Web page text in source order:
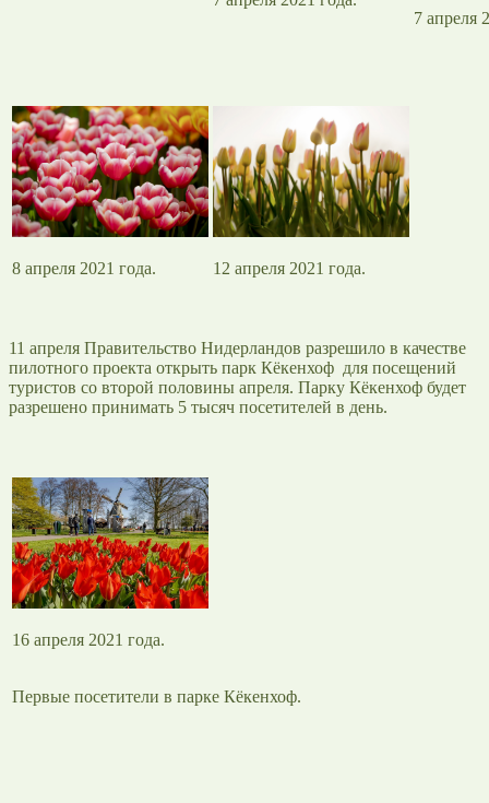
7 апреля
8 апреля 2021 года. 12 апреля 2021 года.
11 апреля Правительство Нидерландов разрешило в качестве
пилотного проекта открыть парк Кёкенхоф для посещений
туристов со второй половины апреля. Парку Кёкенхоф будет
разрешено принимать 5 тысяч посетителей в день.
16 апреля 2021 года.
Первые посетители в парке Кёкенхоф.